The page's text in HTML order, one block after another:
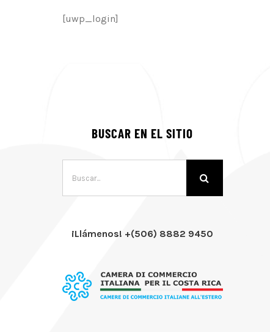
[uwp_login]
BUSCAR EN EL SITIO
¡Llámenos! +(506) 8882 9450